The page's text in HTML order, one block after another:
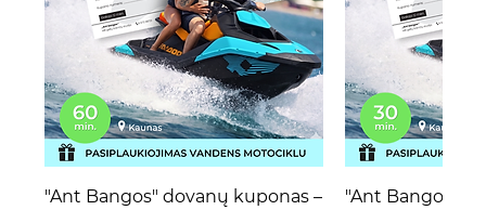
"Ant Bangos" dovanų kuponas –
"Ant Bangos"